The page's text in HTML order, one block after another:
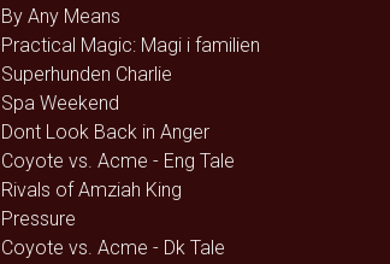
By Any Means
Practical Magic: Magi i familien
Superhunden Charlie
Spa Weekend
Dont Look Back in Anger
Coyote vs. Acme - Eng Tale
Rivals of Amziah King
Pressure
Coyote vs. Acme - Dk Tale